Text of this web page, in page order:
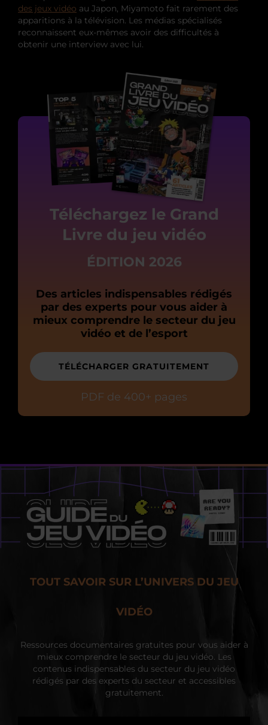
des jeux vidéo au Japon, Miyamoto fait rarement des
apparitions à la télévision. Les médias spécialisés
reconnaissent eux-mêmes avoir des difficultés à
obtenir une interview avec lui.
Téléchargez le Grand
Livre du jeu vidéo
ÉDITION 2026
Des articles indispensables rédigés
par des experts pour vous aider à
mieux comprendre le secteur du jeu
vidéo et de l’esport
TÉLÉCHARGER GRATUITEMENT
PDF de 400+ pages
TOUT SAVOIR SUR L’UNIVERS DU JEU
VIDÉO
Ressources documentaires gratuites pour vous aider à
mieux comprendre le secteur du jeu vidéo. Les
contenus indispensables du secteur du jeu vidéo
rédigés par des experts du secteur et accessibles
gratuitement.